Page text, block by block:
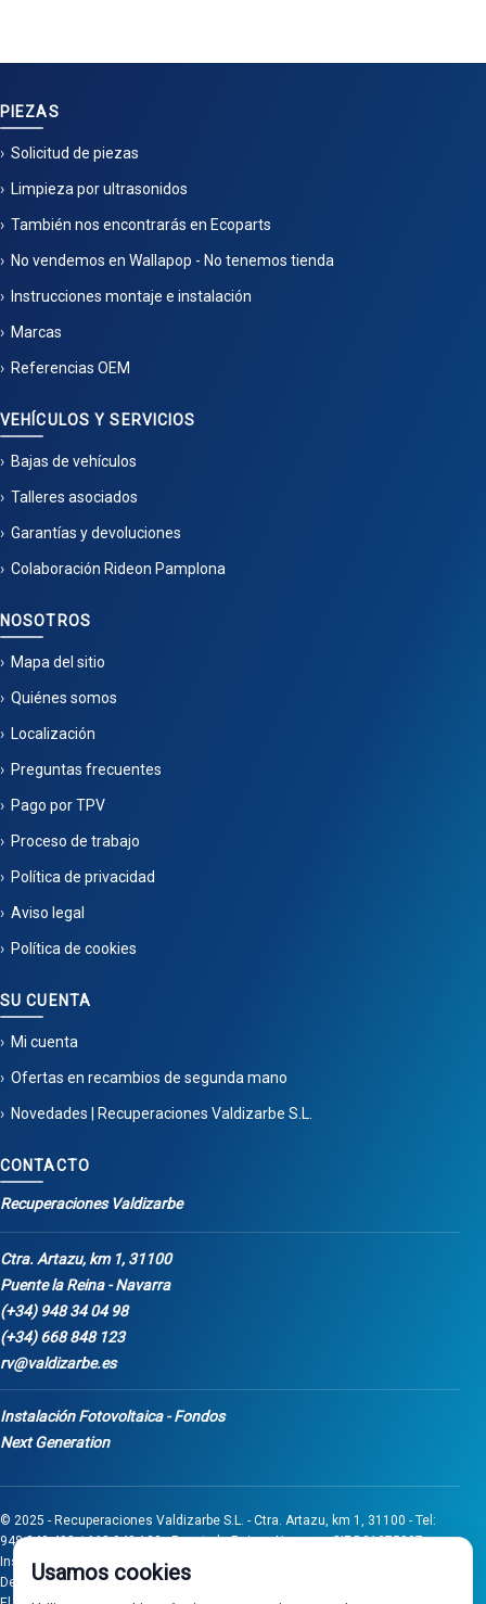
PIEZAS
Solicitud de piezas
Limpieza por ultrasonidos
También nos encontrarás en Ecoparts
No vendemos en Wallapop - No tenemos tienda
Instrucciones montaje e instalación
Marcas
Referencias OEM
VEHÍCULOS Y SERVICIOS
Bajas de vehículos
Talleres asociados
Garantías y devoluciones
Colaboración Rideon Pamplona
NOSOTROS
Mapa del sitio
Quiénes somos
Localización
Preguntas frecuentes
Pago por TPV
Proceso de trabajo
Política de privacidad
Aviso legal
Política de cookies
SU CUENTA
Mi cuenta
Ofertas en recambios de segunda mano
Novedades | Recuperaciones Valdizarbe S.L.
CONTACTO
Recuperaciones Valdizarbe
Ctra. Artazu, km 1, 31100
Puente la Reina - Navarra
(+34) 948 34 04 98
(+34) 668 848 123
rv@valdizarbe.es
Instalación Fotovoltaica - Fondos
Next Generation
© 2025 - Recuperaciones Valdizarbe S.L. - Ctra. Artazu, km 1, 31100 - Tel:
948 340 498 / 668 848 123 - Puente la Reina - Navarra - CIF B31275837.
Inscrita en el Registro Mercantil de Navarra, Tomo 32, Folio 75, Hoja 525.
Desarrollado porSeintosoft
Usamos cookies